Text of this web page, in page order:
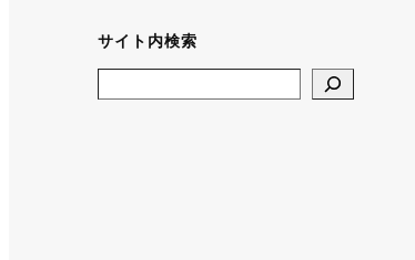
サイト内検索